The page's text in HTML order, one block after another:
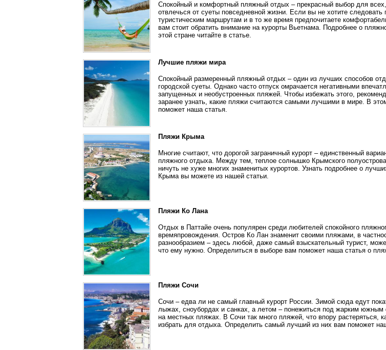
Спокойный и комфортный пляжный отдых – прекрасный выбор для всех,
отвлечься от суеты повседневной жизни. Если вы не хотите следовать
туристическим маршрутам и в то же время предпочитаете
вам стоит обратить внимание на курорты Вьетнама. Подробнее о
этой стране читайте в статье.
Лучшие пляжи мира
Спокойный размеренный пляжный отдых – один из лучших способов
городской суеты. Однако часто отпуск омрачается негативными
запущенных и необустроенных пляжей. Чтобы избежать этого,
заранее узнать, какие пляжи считаются самыми лучшими в мире. В
поможет наша статья.
Пляжи Крыма
Многие считают, что дорогой заграничный курорт – единственный
пляжного отдыха. Между тем, теплое солнышко Крымского
ничуть не хуже многих знаменитых курортов. Узнать подробнее о
Крыма вы можете из нашей статьи.
Пляжи Ко Лана
Отдых в Паттайе очень популярен среди любителей спокойного
времяпровождения. Остров Ко Лан знаменит своими пляжами, в
разнообразием – здесь любой, даже самый взыскательный турист,
что ему нужно. Определиться в выборе вам поможет наша статья о
Пляжи Сочи
Сочи – едва ли не самый главный курорт России. Зимой сюда едут
лыжах, сноубордах и санках, а летом – понежиться под жарким
на местных пляжах. В Сочи так много пляжей, что впору растеряться,
избрать для отдыха. Определить самый лучший из них вам поможет